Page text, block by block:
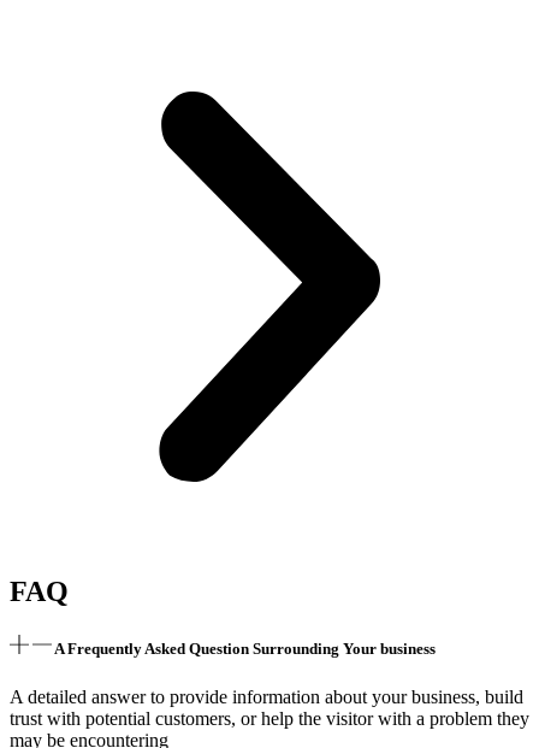
FAQ
A Frequently Asked Question Surrounding Your business
A detailed answer to provide information about your business, build
trust with potential customers, or help the visitor with a problem they
may be encountering